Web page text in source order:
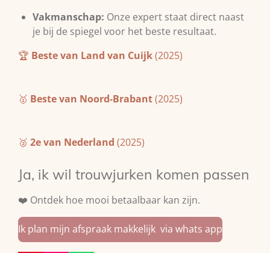
Vakmanschap: Onze expert staat direct naast
je bij de spiegel voor het beste resultaat.
🏆 Beste van Land van Cuijk(2025)
🥇 Beste van Noord-Brabant(2025)
🥈 2e van Nederland (2025)
Ja, ik wil trouwjurken komen passen
❤️ Ontdek hoe mooi betaalbaar kan zijn.
Ik plan mijn afspraak makkelijk via whats app